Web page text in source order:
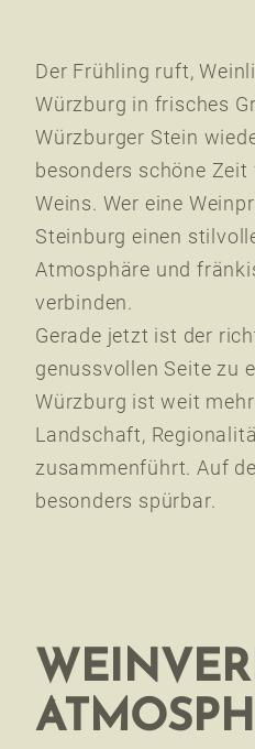
Der Frühling ruft,
Würzburg in frisches
Würzburger Stein
besonders schöne
Weins. Wer eine
Steinburg einen
Atmosphäre und
verbinden.
Gerade jetzt ist der
genussvollen Seite zu
Würzburg ist weit
Landschaft,
zusammenführt. Auf
besonders spürbar.